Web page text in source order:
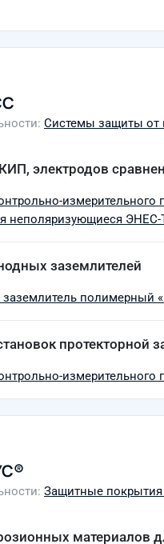
Системы защиты от
электродов
измерительного
неполяризующиеся
заземлителей
полимерный
протекторной
измерительного
Защитные
материалов